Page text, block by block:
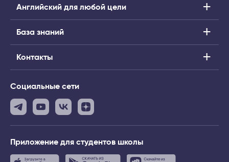
Английский для любой цели
База знаний
Контакты
Социальные сети
Приложение для студентов школы